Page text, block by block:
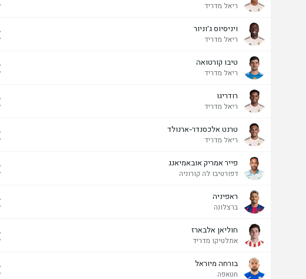
ריאל מדריד
ויניסיוס ג׳וניור
ריאל מדריד
טיבו קורטואה
ריאל מדריד
רודריגו
ריאל מדריד
טרנט אלכסנדר-ארנולד
ריאל מדריד
פייר אמריק אובאמיאנג
דפורטיבו לה קורוניה
ראפיניה
ברצלונה
חוליאן אלבארז
אתלטיקו מדריד
בורחה מיוראל
חטאפה